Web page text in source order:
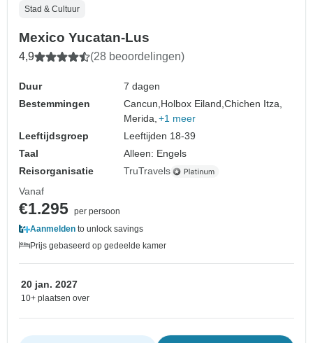
Stad & Cultuur
Mexico Yucatan-Lus
4,9 (28 beoordelingen)
Duur
7 dagen
Bestemmingen
Cancun,Holbox Eiland,Chichen Itza,
Merida, +1 meer
Leeftijdsgroep
Leeftijden 18-39
Taal
Alleen: Engels
Reisorganisatie
TruTravels
Vanaf
€1.295 per persoon
Aanmelden to unlock savings
Prijs gebaseerd op gedeelde kamer
20 jan. 2027
10+ plaatsen over